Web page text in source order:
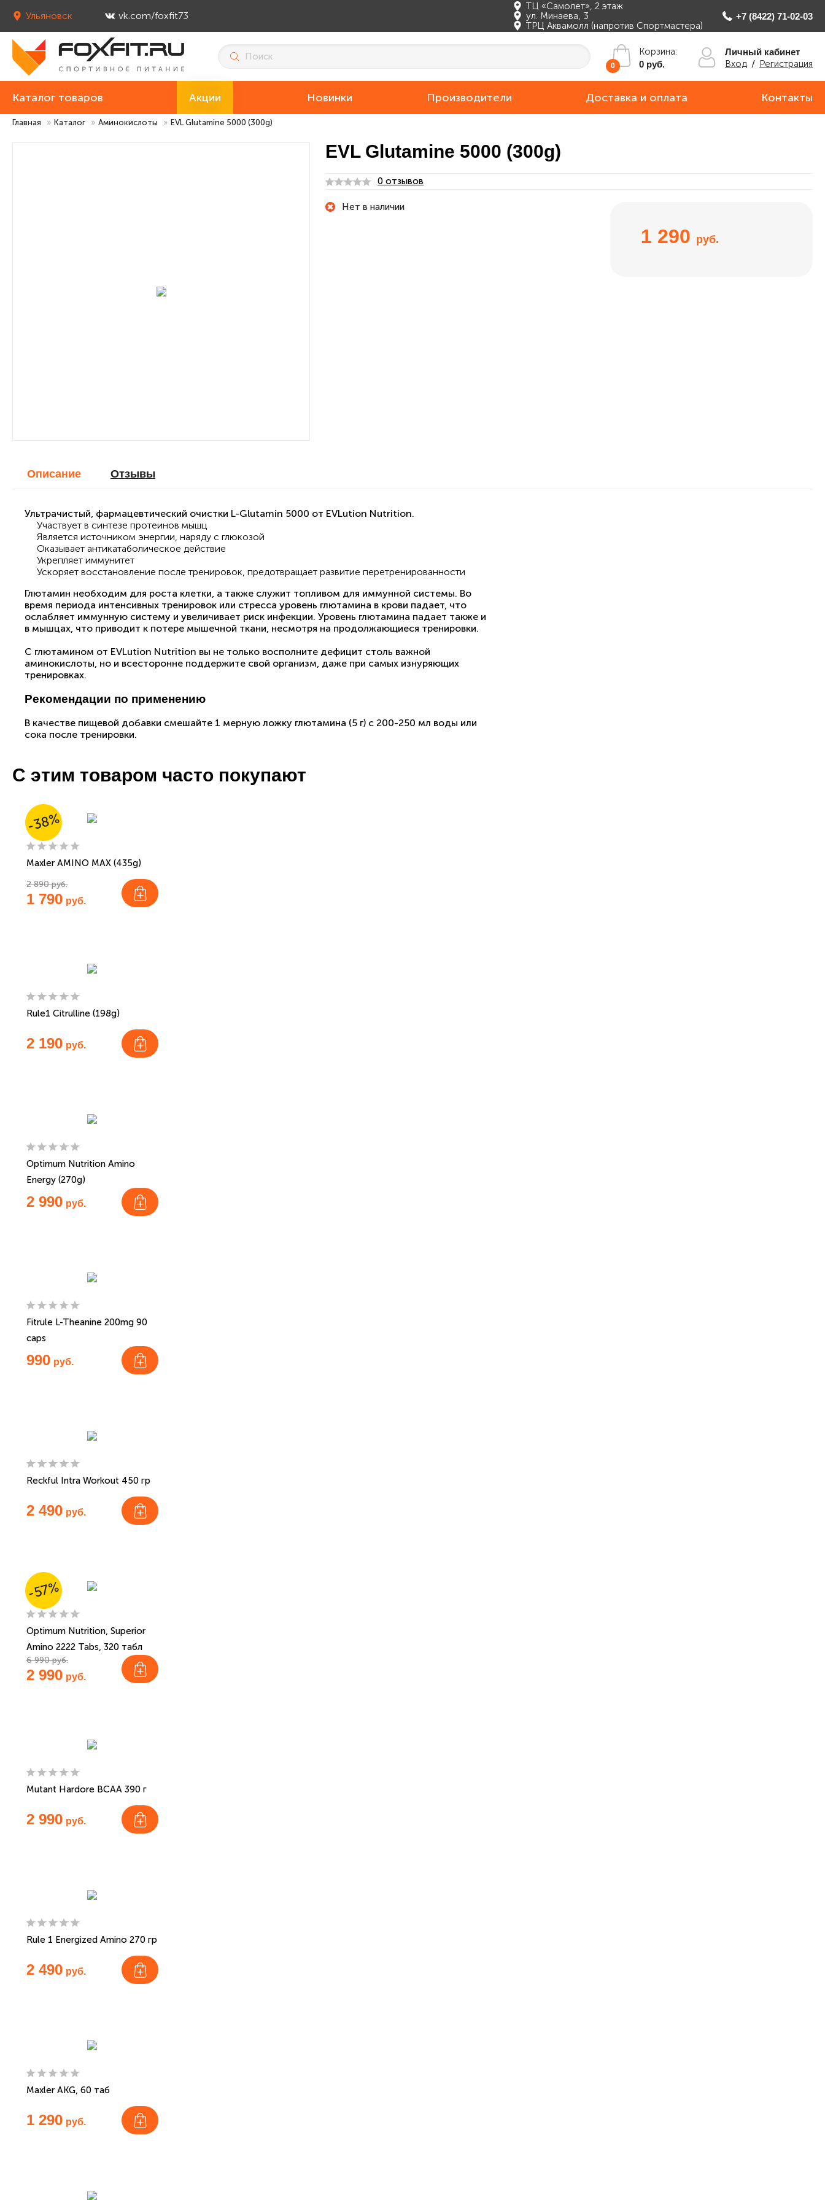
Ульяновск vk.com/foxfit73
ТЦ «Самолет», 2 этаж
ул. Минаева, 3
ТРЦ Аквамолл (напротив Спортмастера)
+7 (8422) 71-02-03
0
Корзина:
0 руб.
Личный кабинет
Вход / Регистрация
Каталог товаров Акции Новинки Производители Доставка и оплата Контакты
Главная » Каталог » Аминокислоты » EVL Glutamine 5000 (300g)
EVL Glutamine 5000 (300g)
0 отзывов
Нет в наличии
1 290 руб.
Описание Отзывы
Ультрачистый, фармацевтический очистки L-Glutamin 5000 от EVLution Nutrition.
Участвует в синтезе протеинов мышц
Является источником энергии, наряду с глюкозой
Оказывает антикатаболическое действие
Укрепляет иммунитет
Ускоряет восстановление после тренировок, предотвращает развитие перетренированности
Глютамин необходим для роста клетки, а также служит топливом для иммунной системы. Во
время периода интенсивных тренировок или стресса уровень глютамина в крови падает, что
ослабляет иммунную систему и увеличивает риск инфекции. Уровень глютамина падает также и
в мышцах, что приводит к потере мышечной ткани, несмотря на продолжающиеся тренировки.
С глютамином от EVLution Nutrition вы не только восполните дефицит столь важной
аминокислоты, но и всесторонне поддержите свой организм, даже при самых изнуряющих
тренировках.
Рекомендации по применению
В качестве пищевой добавки смешайте 1 мерную ложку глютамина (5 г) с 200-250 мл воды или
сока после тренировки.
С этим товаром часто покупают
Maxler AMINO MAX (435g)
2 890 руб.
1 790 руб.
-38%
Rule1 Citrulline (198g)
2 190 руб.
Optimum Nutrition Amino
Energy (270g)
2 990 руб.
Fitrule L-Theanine 200mg 90
caps
990 руб.
Reckful Intra Workout 450 гр
2 490 руб.
Optimum Nutrition, Superior
Amino 2222 Tabs, 320 табл
6 990 руб.
2 990 руб.
-57%
Mutant Hardore BCAA 390 г
2 990 руб.
Rule 1 Energized Amino 270 гр
2 490 руб.
Maxler AKG, 60 таб
1 290 руб.